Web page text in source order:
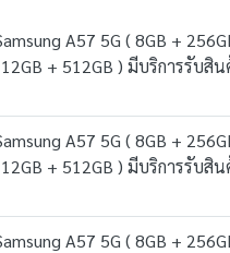
A57 5G ( 8GB +
+ 512GB ) มีบริการรับสิ
A57 5G ( 8GB +
+ 512GB ) มีบริการรับสิ
A57 5G ( 8GB +